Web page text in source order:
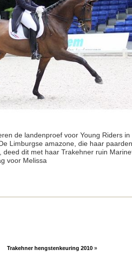
de landenproef voor Young Riders in
Limburgse amazone, die haar
deed dit met haar Trakehner ruin
voor Melissa
Trakehner hengstenkeuring 2010 »